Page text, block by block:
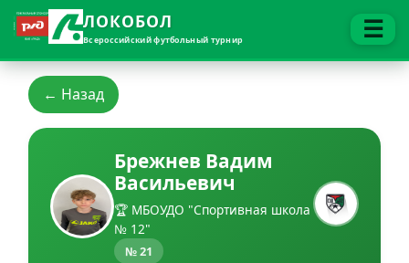
ЛОКОБОЛ
Всероссийский футбольный турнир ☰
← Назад
Брежнев Вадим
Васильевич
🏆 МБОУДО "Спортивная школа
№ 12"
№ 21